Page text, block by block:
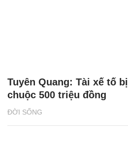
ĐỜI SỐNG
Tuyên Quang: Tài xế tố
chuộc 500 triệu đồng